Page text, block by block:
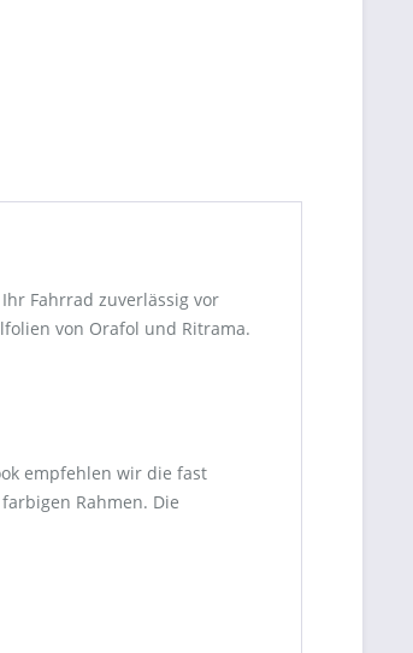
Fahrrad zuverlässig vor
von Orafol und Ritrama.
empfehlen wir die fast
Rahmen. Die